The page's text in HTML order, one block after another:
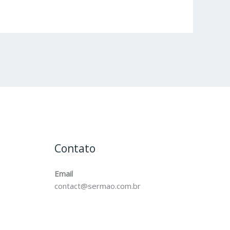
Contato
Email
contact@sermao.com.br